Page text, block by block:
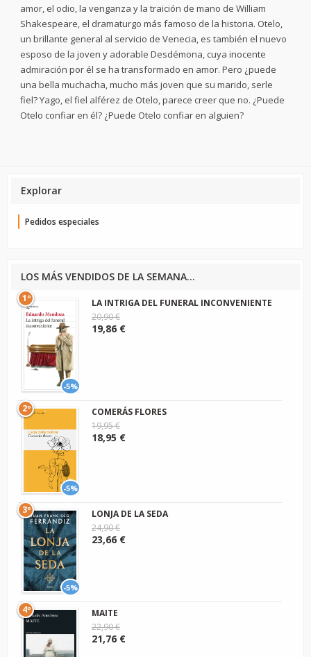
amor, el odio, la venganza y la traición de mano de William
Shakespeare, el dramaturgo más famoso de la historia. Otelo,
un brillante general al servicio de Venecia, es también el nuevo
esposo de la joven y adorable Desdémona, cuya inocente
admiración por él se ha transformado en amor. Pero ¿puede
una bella muchacha, mucho más joven que su marido, serle
fiel? Yago, el fiel alférez de Otelo, parece creer que no. ¿Puede
Otelo confiar en él? ¿Puede Otelo confiar en alguien?
Explorar
Pedidos especiales
LOS MÁS VENDIDOS DE LA SEMANA...
-5%
1º
LA INTRIGA DEL FUNERAL INCONVENIENTE
20,90 €
19,86 €
-5%
2º
COMERÁS FLORES
19,95 €
18,95 €
-5%
3º
LONJA DE LA SEDA
24,90 €
23,66 €
4º
MAITE
22,90 €
21,76 €